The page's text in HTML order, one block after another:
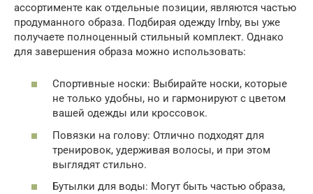
ассортименте как отдельные позиции, являются частью
продуманного образа. Подбирая одежду Irnby, вы уже
получаете полноценный стильный комплект. Однако
для завершения образа можно использовать:
Спортивные носки: Выбирайте носки, которые
не только удобны, но и гармонируют с цветом
вашей одежды или кроссовок.
Повязки на голову: Отлично подходят для
тренировок, удерживая волосы, и при этом
выглядят стильно.
Бутылки для воды: Могут быть частью образа,